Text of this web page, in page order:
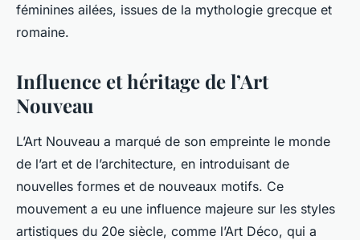
féminines ailées, issues de la mythologie grecque et
romaine.
Influence et héritage de l’Art
Nouveau
L’Art Nouveau a marqué de son empreinte le monde
de l’art et de l’architecture, en introduisant de
nouvelles formes et de nouveaux motifs. Ce
mouvement a eu une influence majeure sur les styles
artistiques du 20e siècle, comme l’Art Déco, qui a